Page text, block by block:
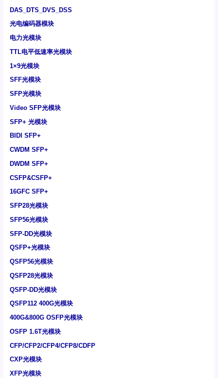
DAS_DTS_DVS_DSS
光电编码器模块
电力光模块
TTL电平低速率光模块
1×9光模块
SFF光模块
SFP光模块
Video SFP光模块
SFP+ 光模块
BIDI SFP+
CWDM SFP+
DWDM SFP+
CSFP&CSFP+
16GFC SFP+
SFP28光模块
SFP56光模块
SFP-DD光模块
QSFP+光模块
QSFP56光模块
QSFP28光模块
QSFP-DD光模块
QSFP112 400G光模块
400G&800G OSFP光模块
OSFP 1.6T光模块
CFP/CFP2/CFP4/CFP8/CDFP
CXP光模块
XFP光模块